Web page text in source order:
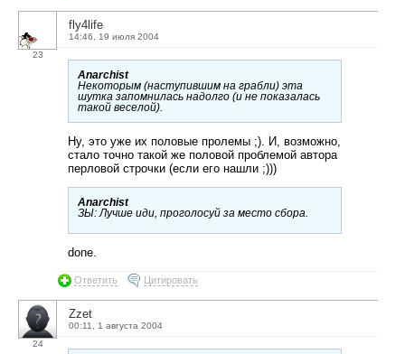
23
fly4life
14:46, 19 июля 2004
Anarchist
Некоторым (наступившим на грабли) эта
шутка запомнилась надолго (и не показалась
такой веселой).
Ну, это уже их половые пролемы ;). И, возможно,
стало точно такой же половой проблемой автора
перловой строчки (если его нашли ;)))
Anarchist
ЗЫ: Лучше иди, проголосуй за место сбора.
done.
Ответить Цитировать
24
Zzet
00:11, 1 августа 2004